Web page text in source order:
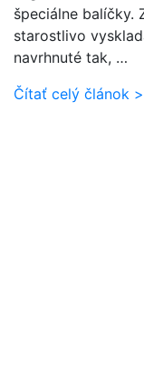
špeciálne balíčky.
starostlivo
navrhnuté tak, …
Čítať celý článok